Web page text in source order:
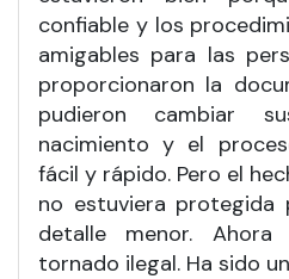
confiable y los
amigables para las
proporcionaron la
pudieron cambiar
nacimiento y el
fácil y rápido. Pero el
no estuviera
detalle menor.
tornado ilegal. Ha sido